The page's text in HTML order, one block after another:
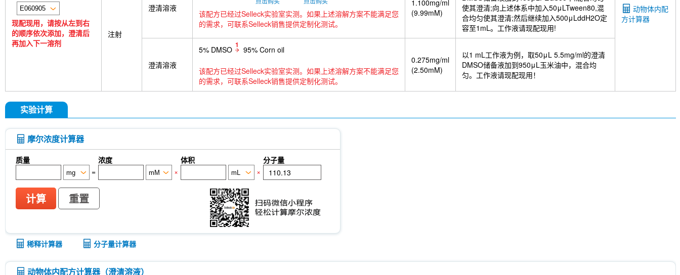
现配现用，请按从左到右
的顺序依次添加，澄清后
再加入下一溶剂
动物体内配
方计算器
注射
澄清溶液
该配方已经过Selleck实验室实测。如果上述溶解方案不能满足您
的需求，可联系Selleck销售提供定制化测试。
1.100mg/ml
(9.99mM)
使其澄清;向上述体系中加入50μLTween80,混
合均匀使其澄清;然后继续加入500μLddH2O定
容至1mL。工作液请现配现用!
澄清溶液
5% DMSO 1 95% Corn oil
该配方已经过Selleck实验室实测。如果上述溶解方案不能满足您
的需求，可联系Selleck销售提供定制化测试。
0.275mg/ml
(2.50mM)
以1 mL工作液为例，取50μL 5.5mg/ml的澄清
DMSO储备液加到950μL玉米油中，混合均
匀。工作液请现配现用！
实验计算
摩尔浓度计算器
质量 浓度 体积
分子量
=
× ×
计算 重置
稀释计算器 分子量计算器
动物体内配方计算器（澄清溶液）